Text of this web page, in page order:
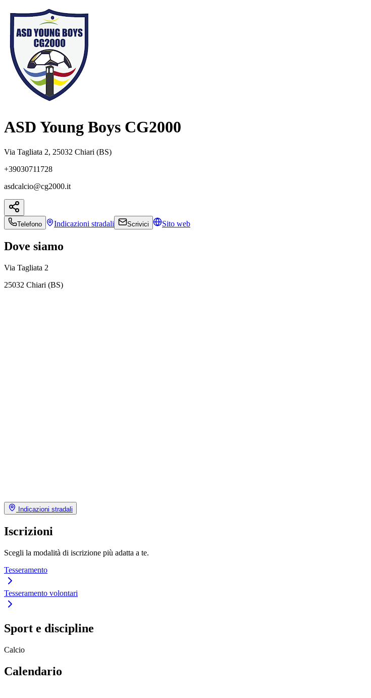
ASD Young Boys CG2000
Via Tagliata 2, 25032 Chiari (BS)
+39030711728
asdcalcio@cg2000.it
Telefono Indicazioni stradali Scrivici Sito web
Dove siamo
Via Tagliata 2
25032 Chiari (BS)
Indicazioni stradali
Iscrizioni
Scegli la modalità di iscrizione più adatta a te.
Tesseramento
Tesseramento volontari
Sport e discipline
Calcio
Calendario